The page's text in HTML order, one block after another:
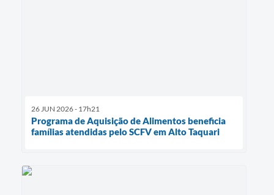
26 JUN 2026 - 17h21
Programa de Aquisição de Alimentos beneficia
famílias atendidas pelo SCFV em Alto Taquari